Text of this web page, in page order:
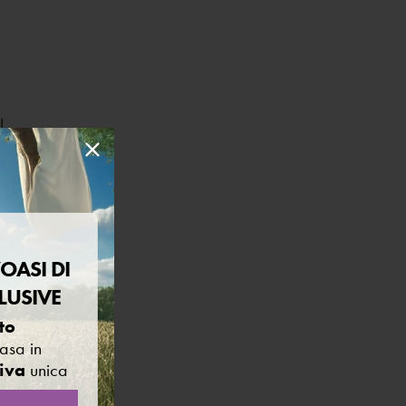
DI
in
unica